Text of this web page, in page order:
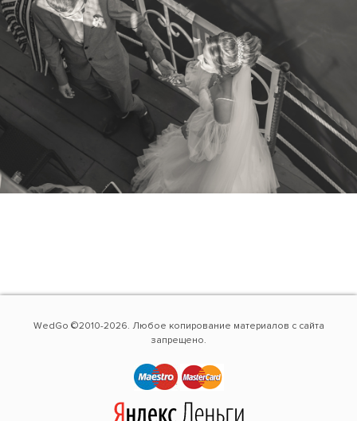
WedGo ©2010-2026. Любое копирование материалов с сайта
запрещено.